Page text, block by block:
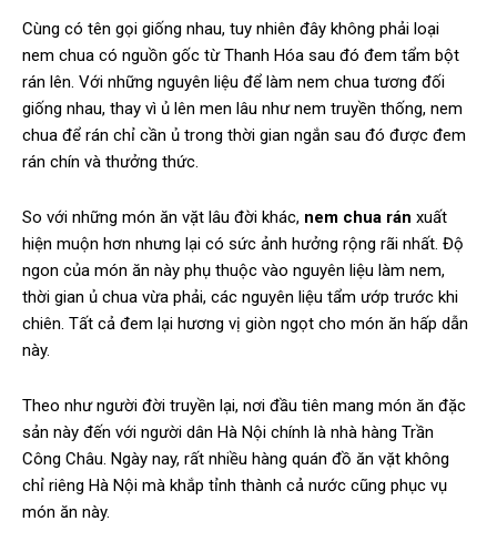
Cùng có tên gọi giống nhau, tuy nhiên đây không phải loại
nem chua có nguồn gốc từ Thanh Hóa sau đó đem tẩm bột
rán lên. Với những nguyên liệu để làm nem chua tương đối
giống nhau, thay vì ủ lên men lâu như nem truyền thống, nem
chua để rán chỉ cần ủ trong thời gian ngắn sau đó được đem
rán chín và thưởng thức.
So với những món ăn vặt lâu đời khác, nem chua rán xuất
hiện muộn hơn nhưng lại có sức ảnh hưởng rộng rãi nhất. Độ
ngon của món ăn này phụ thuộc vào nguyên liệu làm nem,
thời gian ủ chua vừa phải, các nguyên liệu tẩm ướp trước khi
chiên. Tất cả đem lại hương vị giòn ngọt cho món ăn hấp dẫn
này.
Theo như người đời truyền lại, nơi đầu tiên mang món ăn đặc
sản này đến với người dân Hà Nội chính là nhà hàng Trần
Công Châu. Ngày nay, rất nhiều hàng quán đồ ăn vặt không
chỉ riêng Hà Nội mà khắp tỉnh thành cả nước cũng phục vụ
món ăn này.